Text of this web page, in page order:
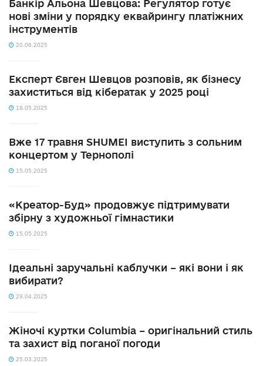
Банкір Альона Шевцова: Регулятор готує
нові зміни у порядку еквайрингу платіжних
інструментів
20.06.2025
Експерт Євген Шевцов розповів, як бізнесу
захиститься від кібератак у 2025 році
19.05.2025
Вже 17 травня SHUMEI виступить з сольним
концертом у Тернополі
15.05.2025
«Креатор-Буд» продовжує підтримувати
збірну з художньої гімнастики
15.05.2025
Ідеальні заручальні каблучки – які вони і як
вибирати?
29.04.2025
Жіночі куртки Columbia – оригінальний стиль
та захист від поганої погоди
25.03.2025